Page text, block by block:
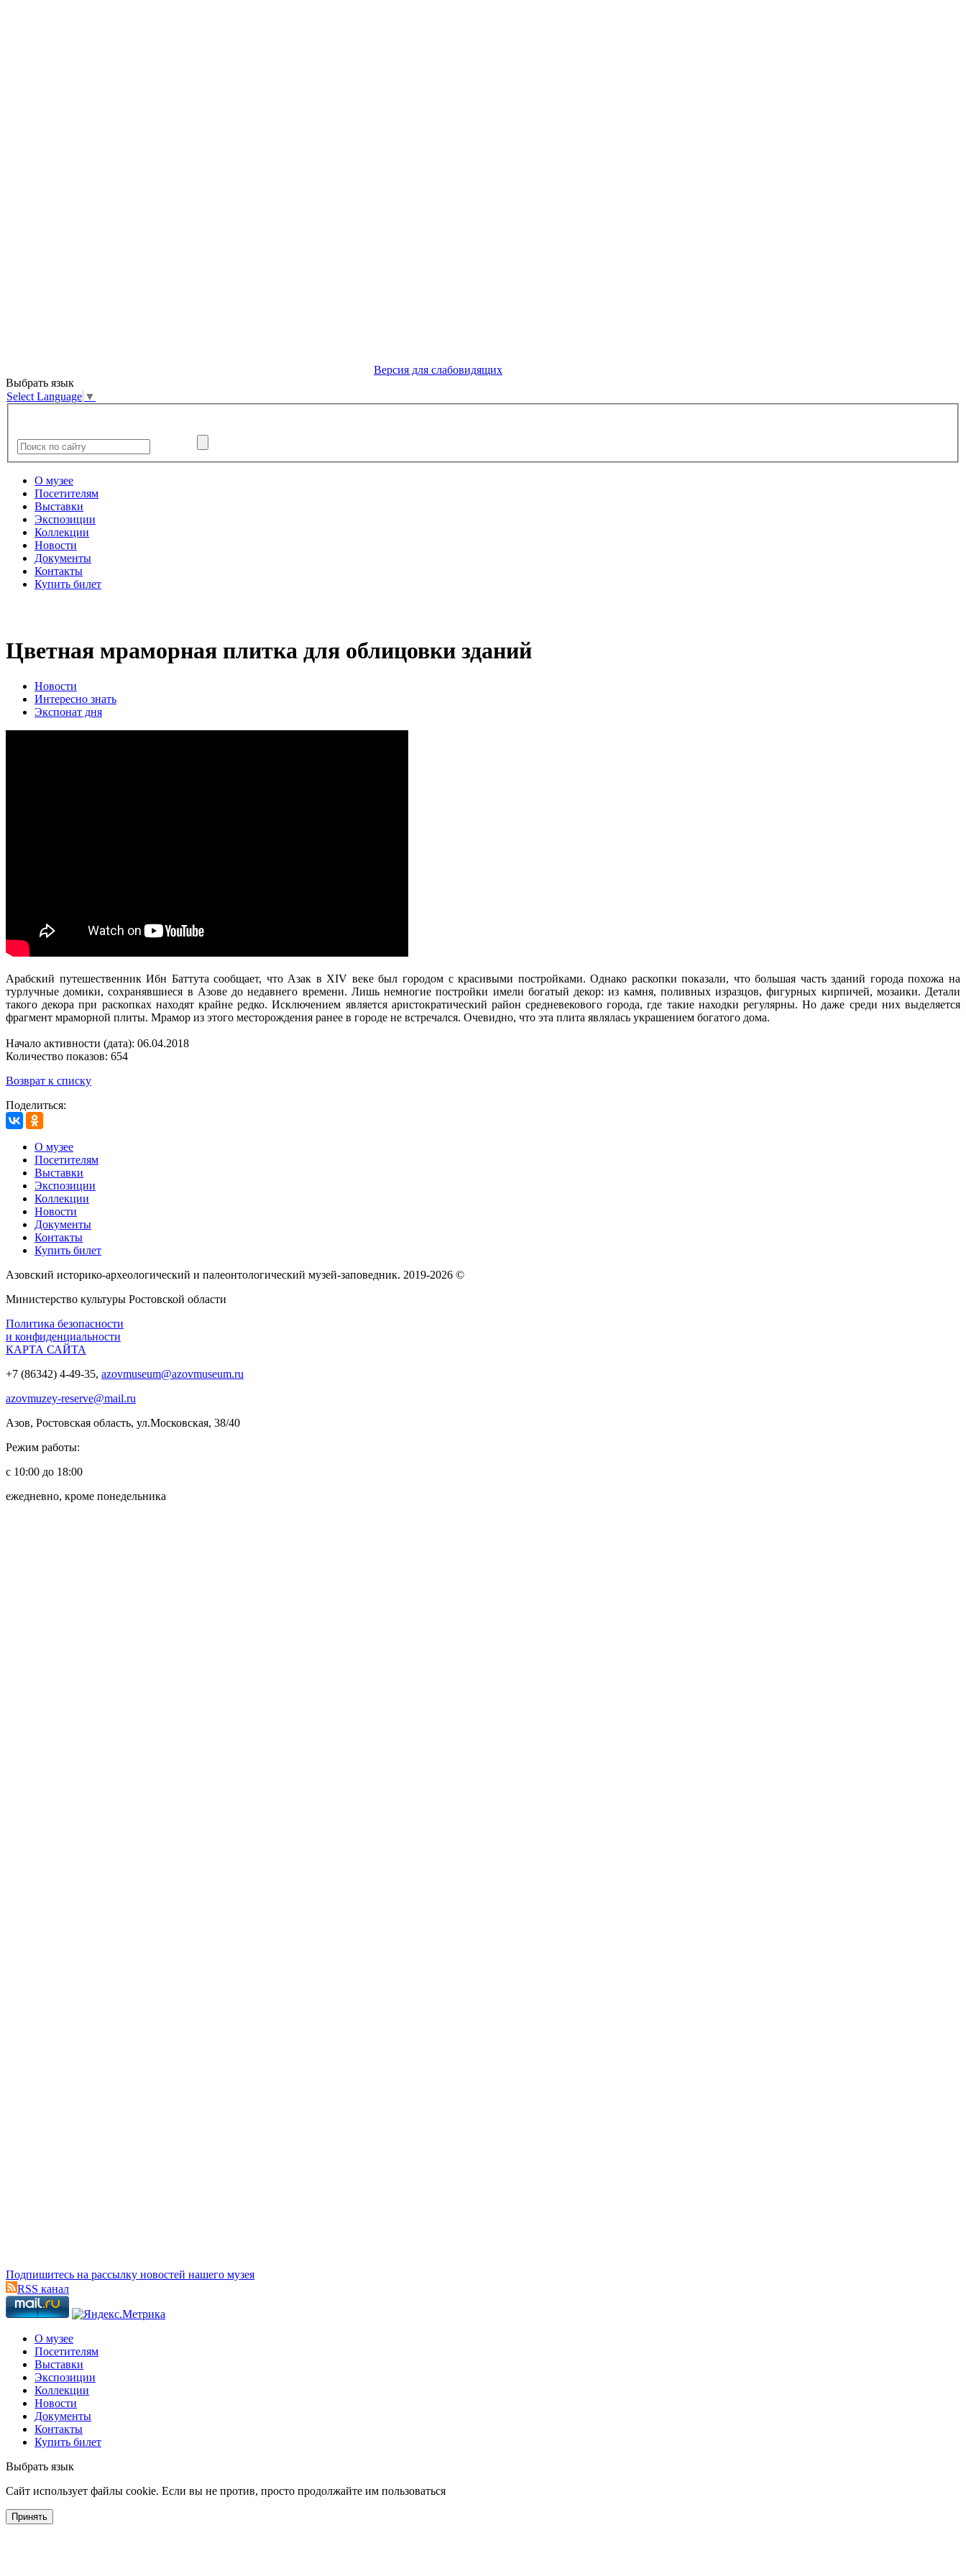
Версия для слабовидящих
Выбрать язык
Select Language ▼
О музее
Посетителям
Выставки
Экспозиции
Коллекции
Новости
Документы
Контакты
Купить билет
Цветная мраморная плитка для облицовки зданий
Новости
Интересно знать
Экспонат дня
Арабский путешественник Ибн Баттута сообщает, что Азак в XIV веке был городом с красивыми постройками. Однако раскопки показали, что большая часть зданий города похожа на
турлучные домики, сохранявшиеся в Азове до недавнего времени. Лишь немногие постройки имели богатый декор: из камня, поливных изразцов, фигурных кирпичей, мозаики. Детали
такого декора при раскопках находят крайне редко. Исключением является аристократический район средневекового города, где такие находки регулярны. Но даже среди них выделяется
фрагмент мраморной плиты. Мрамор из этого месторождения ранее в городе не встречался. Очевидно, что эта плита являлась украшением богатого дома.
Начало активности (дата): 06.04.2018
Количество показов: 654
Возврат к списку
Поделиться:
О музее
Посетителям
Выставки
Экспозиции
Коллекции
Новости
Документы
Контакты
Купить билет
Азовский историко‑археологический и палеонтологический музей‑заповедник. 2019-2026 ©
Министерство культуры Ростовской области
Политика безопасности
и конфиденциальности
КАРТА САЙТА
+7 (86342) 4-49-35, azovmuseum@azovmuseum.ru
azovmuzey-reserve@mail.ru
Азов, Ростовская область, ул.Московская, 38/40
Режим работы:
с 10:00 до 18:00
ежедневно, кроме понедельника
Подпишитесь на рассылку новостей нашего музея
RSS канал
О музее
Посетителям
Выставки
Экспозиции
Коллекции
Новости
Документы
Контакты
Купить билет
Выбрать язык
Cайт использует файлы cookie. Если вы не против, просто продолжайте им пользоваться
Принять